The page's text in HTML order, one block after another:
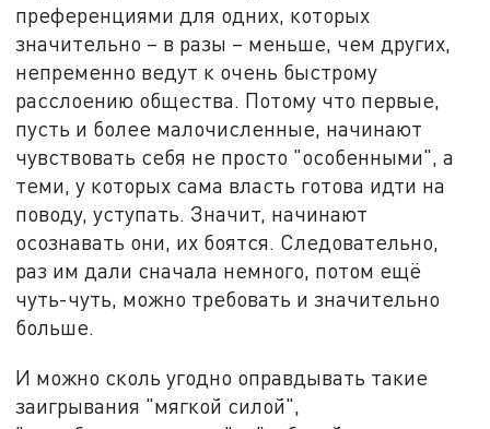
преференциями для одних, которых
значительно – в разы – меньше, чем других,
непременно ведут к очень быстрому
расслоению общества. Потому что первые,
пусть и более малочисленные, начинают
чувствовать себя не просто "особенными", а
теми, у которых сама власть готова идти на
поводу, уступать. Значит, начинают
осознавать они, их боятся. Следовательно,
раз им дали сначала немного, потом ещё
чуть-чуть, можно требовать и значительно
больше.
И можно сколь угодно оправдывать такие
заигрывания "мягкой силой",